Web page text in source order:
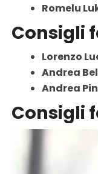
Romelu
Consigli
Lorenzo
Andrea
Andrea
Consigli